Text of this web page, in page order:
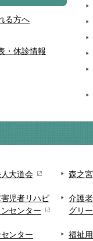
る方へ
・休診情報
大道会 森之
児者リハビ
センター
介護
グリ
ンター
福祉